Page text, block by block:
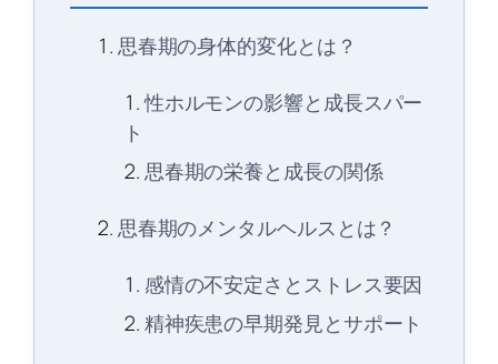
思春期の身体的変化とは？
性ホルモンの影響と成長スパー
ト
思春期の栄養と成長の関係
思春期のメンタルヘルスとは？
感情の不安定さとストレス要因
精神疾患の早期発見とサポート